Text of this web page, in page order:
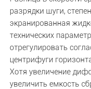
разрядки шуги,
экранированная
технических
отрегулировать
центрифуги
Хотя увеличение
увеличить емкость